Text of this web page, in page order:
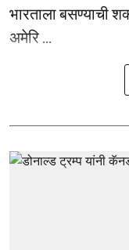
भारताला बसण्याची
अमेरि ...